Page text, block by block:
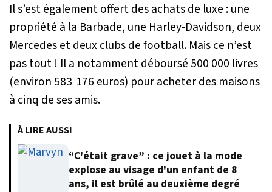
Il s’est également offert des achats de luxe : une
propriété à la Barbade, une Harley-Davidson, deux
Mercedes et deux clubs de football. Mais ce n’est
pas tout ! Il a notamment déboursé 500 000 livres
(environ 583 176 euros) pour acheter des maisons
à cinq de ses amis.
À LIRE AUSSI
“C'était grave” : ce jouet à la mode
explose au visage d'un enfant de 8
ans, il est brûlé au deuxième degré